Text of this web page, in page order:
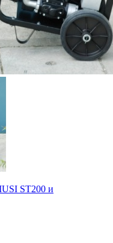
ST200 и